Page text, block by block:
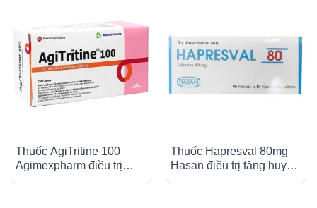
Thuốc AgiTritine 100
Agimexpharm điều trị
Thuốc Hapresval 80mg
Hasan điều trị tăng huyết